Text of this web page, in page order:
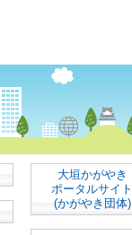
大垣かがやき
ポータルサイト
(かがやき団体)